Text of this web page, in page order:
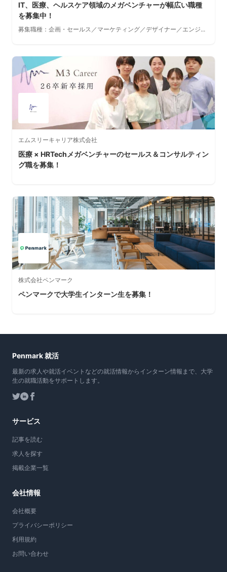
IT、医療、ヘルスケア領域のメガベンチャーが幅広い職種
を募集中！
募集職種：企画・セールス／マーケティング／デザイナー／エンジ...
エムスリーキャリア株式会社
医療 × HRTechメガベンチャーのセールス＆コンサルティン
グ職を募集！
株式会社ペンマーク
ペンマークで大学生インターン生を募集！
Penmark 就活
最新の求人や就活イベントなどの就活情報からインターン情報まで、大学
生の就職活動をサポートします。
サービス
記事を読む
求人を探す
掲載企業一覧
会社情報
会社概要
プライバシーポリシー
利用規約
お問い合わせ